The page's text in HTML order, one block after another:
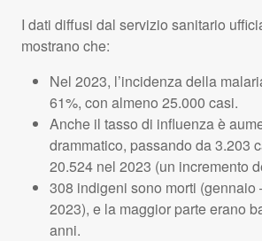
I dati diffusi dal servizio sanitario
mostrano che:
Nel 2023, l’incidenza della
61%, con almeno 25.000 casi.
Anche il tasso di influenza è
drammatico, passando da 3.203
20.524 nel 2023 (un incremento
308 indigeni sono morti (gennaio
2023), e la maggior parte erano
anni.